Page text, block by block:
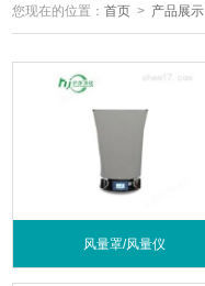
您现在的位置：首页 > 产品展示
风量罩/风量仪